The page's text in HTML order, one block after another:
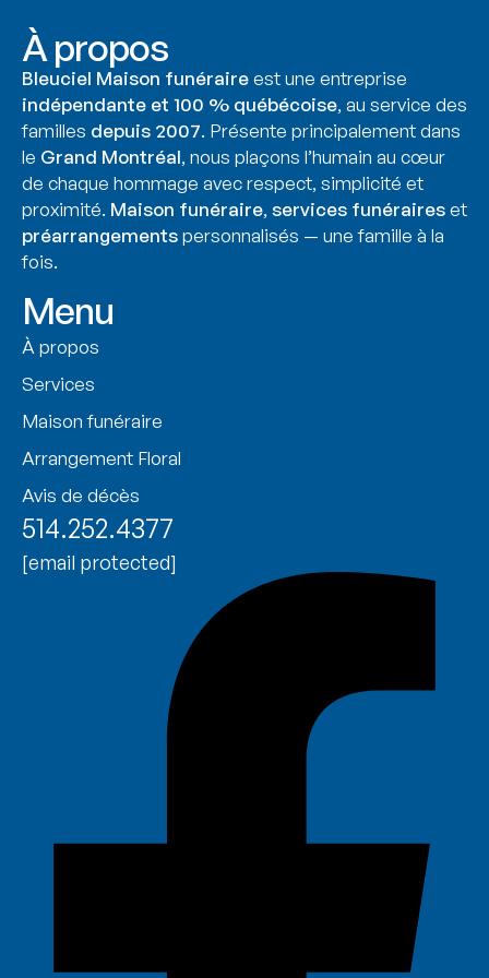
À propos
Bleuciel Maison funéraireest une entreprise
indépendante et 100 % québécoise, au service des
familles depuis 2007. Présente principalement dans
le Grand Montréal, nous plaçons l’humain au cœur
de chaque hommage avec respect, simplicité et
proximité. Maison funéraire,services funéraireset
préarrangementspersonnalisés — une famille à la
fois.
Menu
À propos
Services
Maison funéraire
Arrangement Floral
Avis de décès
514.252.4377
[email protected]